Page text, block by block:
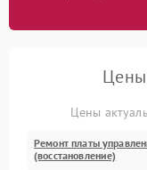
Цены
Цены
Ремонт платы
(восстановление)